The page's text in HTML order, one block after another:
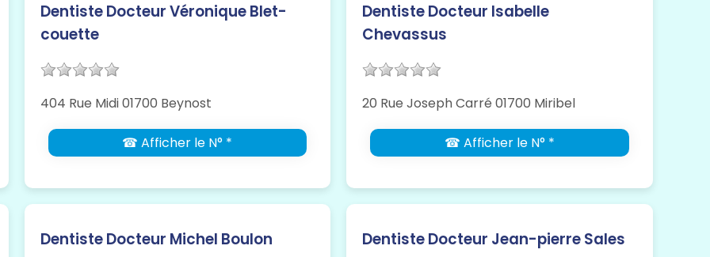
Dentiste Docteur Véronique Blet-
couette
404 Rue Midi 01700 Beynost
☎ Afficher le N° *
Dentiste Docteur Isabelle
Chevassus
20 Rue Joseph Carré 01700 Miribel
☎ Afficher le N° *
Dentiste Docteur Michel Boulon Dentiste Docteur Jean-pierre Sales